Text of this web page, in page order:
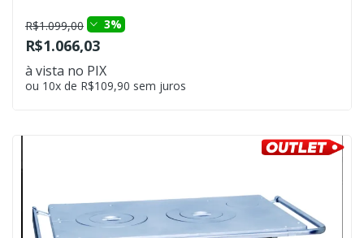
R$1.099,00 3%
R$1.066,03
à vista no PIX
ou 10x de R$109,90 sem juros